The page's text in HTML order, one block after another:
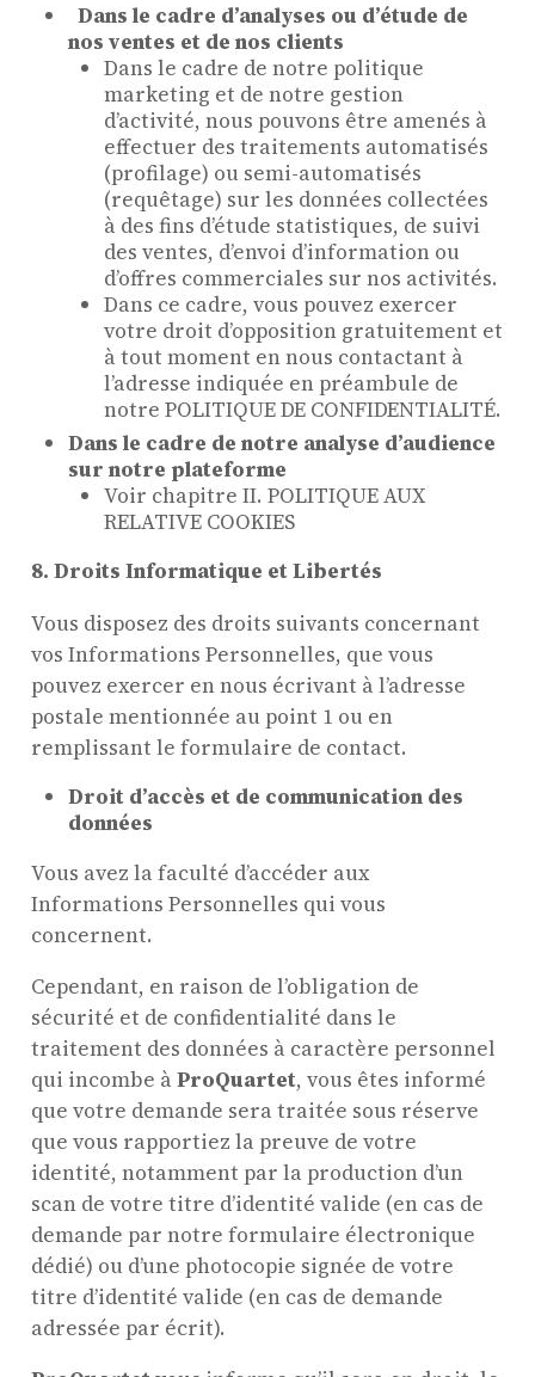
Dans le cadre d’analyses ou d’étude de
nos ventes et de nos clients
Dans le cadre de notre politique
marketing et de notre gestion
d’activité, nous pouvons être amenés à
effectuer des traitements automatisés
(profilage) ou semi-automatisés
(requêtage) sur les données collectées
à des fins d’étude statistiques, de suivi
des ventes, d’envoi d’information ou
d’offres commerciales sur nos activités.
Dans ce cadre, vous pouvez exercer
votre droit d’opposition gratuitement et
à tout moment en nous contactant à
l’adresse indiquée en préambule de
notre POLITIQUE DE CONFIDENTIALITÉ.
Dans le cadre de notre analyse d’audience
sur notre plateforme
Voir chapitre II. POLITIQUE AUX
RELATIVE COOKIES
8. Droits Informatique et Libertés
Vous disposez des droits suivants concernant
vos Informations Personnelles, que vous
pouvez exercer en nous écrivant à l’adresse
postale mentionnée au point 1 ou en
remplissant le formulaire de contact.
Droit d’accès et de communication des
données
Vous avez la faculté d’accéder aux
Informations Personnelles qui vous
concernent.
Cependant, en raison de l’obligation de
sécurité et de confidentialité dans le
traitement des données à caractère personnel
qui incombe àProQuartet, vous êtes informé
que votre demande sera traitée sous réserve
que vous rapportiez la preuve de votre
identité, notamment par la production d’un
scan de votre titre d’identité valide (en cas de
demande par notre formulaire électronique
dédié) ou d’une photocopie signée de votre
titre d’identité valide (en cas de demande
adressée par écrit).